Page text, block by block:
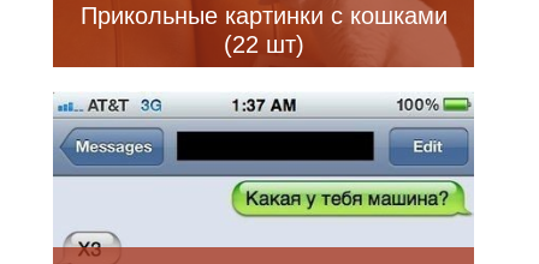
Прикольные картинки с кошками
(22 шт)